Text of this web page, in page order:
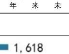
来未